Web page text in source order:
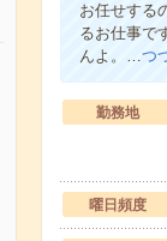
お任せする
るお仕事で
んよ。…つ
勤務地
曜日頻度